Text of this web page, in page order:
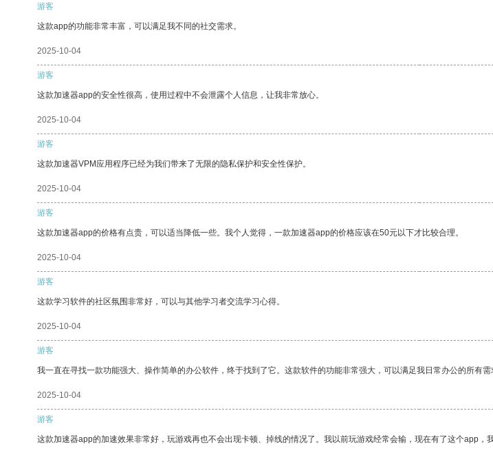
游客
这款app的功能非常丰富，可以满足我不同的社交需求。
2025-10-04
游客
这款加速器app的安全性很高，使用过程中不会泄露个人信息，让我非常放心。
2025-10-04
游客
这款加速器VPM应用程序已经为我们带来了无限的隐私保护和安全性保护。
2025-10-04
游客
这款加速器app的价格有点贵，可以适当降低一些。我个人觉得，一款加速器app的价格应该在50元以下才比较合理。
2025-10-04
游客
这款学习软件的社区氛围非常好，可以与其他学习者交流学习心得。
2025-10-04
游客
我一直在寻找一款功能强大、操作简单的办公软件，终于找到了它。这款软件的功能非常强大，可以满足我日常办公的所有需
2025-10-04
游客
这款加速器app的加速效果非常好，玩游戏再也不会出现卡顿、掉线的情况了。我以前玩游戏经常会输，现在有了这个app，